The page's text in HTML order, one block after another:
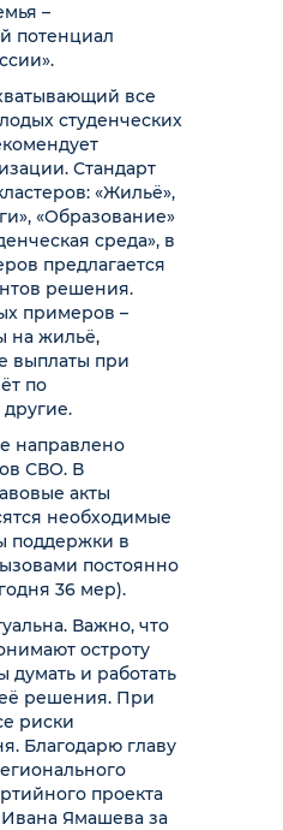
–
потенциал
все
студенческих
Стандарт
«Жильё»,
«Образование»
среда», в
предлагается
решения.
примеров –
на жильё,
выплаты при
по
направлено
СВО. В
акты
необходимые
поддержки в
постоянно
36 мер).
Важно, что
остроту
думать и работать
решения. При
риски
Благодарю главу
проекта
Ивана Ямашева за